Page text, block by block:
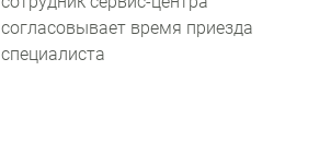
согласовывает время приезда
специалиста